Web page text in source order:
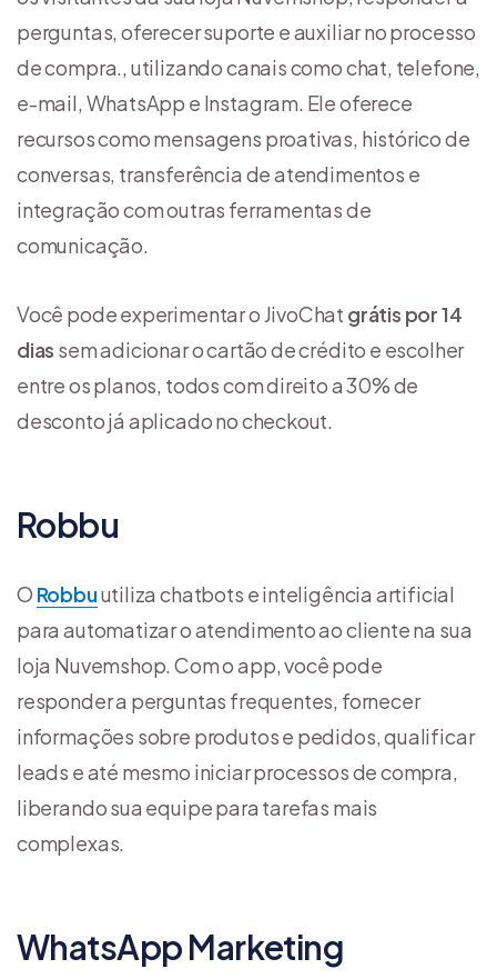
perguntas, oferecer suporte e auxiliar no processo
de compra., utilizando canais como chat, telefone,
e-mail, WhatsApp e Instagram. Ele oferece
recursos como mensagens proativas, histórico de
conversas, transferência de atendimentos e
integração com outras ferramentas de
comunicação.
Você pode experimentar o JivoChat grátis por 14
dias sem adicionar o cartão de crédito e escolher
entre os planos, todos com direito a 30% de
desconto já aplicado no checkout.
Robbu
O Robbuutiliza chatbots e inteligência artificial
para automatizar o atendimento ao cliente na sua
loja Nuvemshop. Com o app, você pode
responder a perguntas frequentes, fornecer
informações sobre produtos e pedidos, qualificar
leads e até mesmo iniciar processos de compra,
liberando sua equipe para tarefas mais
complexas.
WhatsApp Marketing